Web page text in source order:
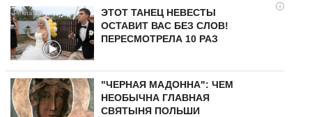
i
ЭТОТ ТАНЕЦ НЕВЕСТЫ
ОСТАВИТ ВАС БЕЗ СЛОВ!
ПЕРЕСМОТРЕЛА 10 РАЗ
"ЧЕРНАЯ МАДОННА": ЧЕМ
НЕОБЫЧНА ГЛАВНАЯ
СВЯТЫНЯ ПОЛЬШИ